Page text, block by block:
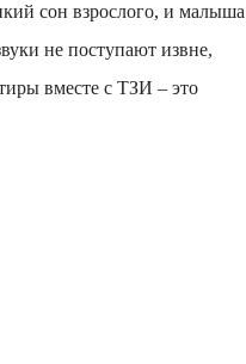
сон взрослого, и малыша
не поступают извне,
вместе с ТЗИ – это